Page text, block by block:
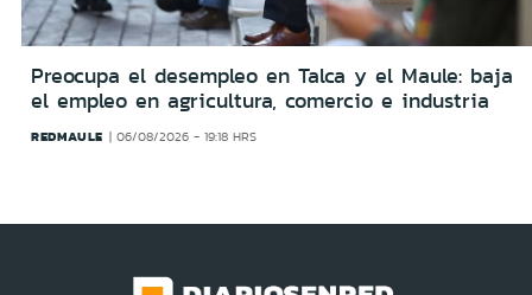
Preocupa el desempleo en Talca y el Maule: baja
el empleo en agricultura, comercio e industria
REDMAULE 06/08/2026 - 19:18 HRS